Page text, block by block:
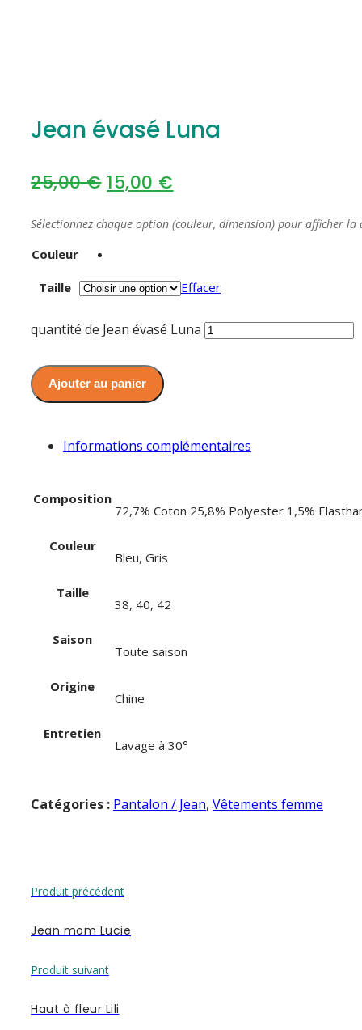
Jean évasé Luna
25,00€ 15,00 €
Sélectionnez chaque option (couleur, dimension) pour afficher
Couleur
Taille Effacer
quantité de Jean évasé Luna
Ajouter au panier
Informations complémentaires
Composition
72,7% Coton 25,8% Polyester 1,5%
Couleur
Bleu, Gris
Taille
38, 40, 42
Saison
Toute saison
Origine
Chine
Entretien
Lavage à 30°
Catégories : Pantalon / Jean, Vêtements femme
Produit précédent
Jean mom Lucie
Produit suivant
Haut à fleur Lili